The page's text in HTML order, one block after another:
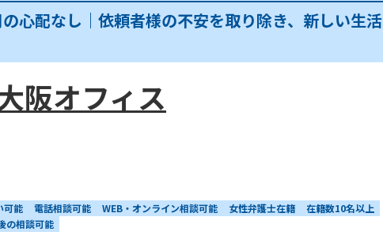
心配なし｜依頼者様の不安を取り除き、新しい生活
阪オフィス
可能 電話相談可能 WEB・オンライン相談可能 女性弁護士在籍
在籍数10名以上
の相談可能